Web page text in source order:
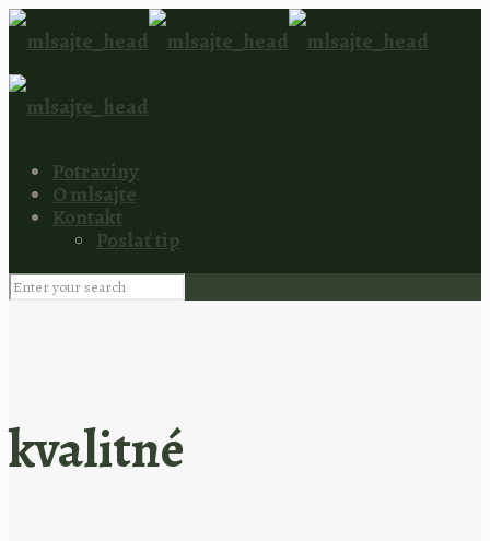
Potraviny
O mlsajte
Kontakt
Poslať tip
kvalitné